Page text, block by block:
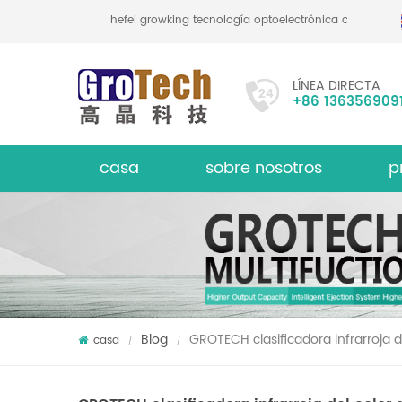
hefei growking tecnología optoelectrónica co., ltd
LÍNEA DIRECTA
+86
casa sobre nosotros
casa / Blog / GROTECH clasificadora infrarroja